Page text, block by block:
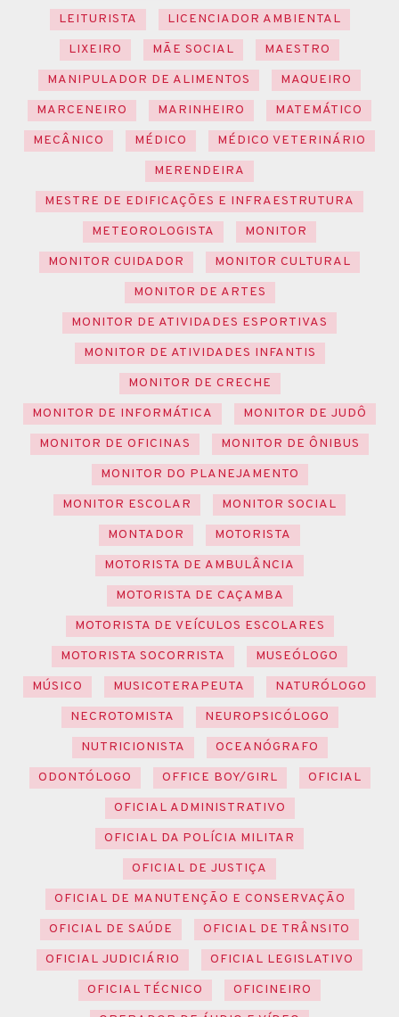
LEITURISTA
LICENCIADOR AMBIENTAL
LIXEIRO
MÃE SOCIAL
MAESTRO
MANIPULADOR DE ALIMENTOS
MAQUEIRO
MARCENEIRO
MARINHEIRO
MATEMÁTICO
MECÂNICO
MÉDICO
MÉDICO VETERINÁRIO
MERENDEIRA
MESTRE DE EDIFICAÇÕES E INFRAESTRUTURA
METEOROLOGISTA
MONITOR
MONITOR CUIDADOR
MONITOR CULTURAL
MONITOR DE ARTES
MONITOR DE ATIVIDADES ESPORTIVAS
MONITOR DE ATIVIDADES INFANTIS
MONITOR DE CRECHE
MONITOR DE INFORMÁTICA
MONITOR DE JUDÔ
MONITOR DE OFICINAS
MONITOR DE ÔNIBUS
MONITOR DO PLANEJAMENTO
MONITOR ESCOLAR
MONITOR SOCIAL
MONTADOR
MOTORISTA
MOTORISTA DE AMBULÂNCIA
MOTORISTA DE CAÇAMBA
MOTORISTA DE VEÍCULOS ESCOLARES
MOTORISTA SOCORRISTA
MUSEÓLOGO
MÚSICO
MUSICOTERAPEUTA
NATURÓLOGO
NECROTOMISTA
NEUROPSICÓLOGO
NUTRICIONISTA
OCEANÓGRAFO
ODONTÓLOGO
OFFICE BOY/GIRL
OFICIAL
OFICIAL ADMINISTRATIVO
OFICIAL DA POLÍCIA MILITAR
OFICIAL DE JUSTIÇA
OFICIAL DE MANUTENÇÃO E CONSERVAÇÃO
OFICIAL DE SAÚDE
OFICIAL DE TRÂNSITO
OFICIAL JUDICIÁRIO
OFICIAL LEGISLATIVO
OFICIAL TÉCNICO
OFICINEIRO